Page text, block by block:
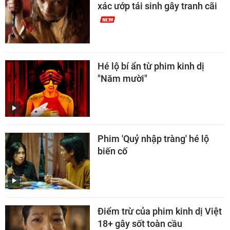
xác ướp tái sinh gây tranh cãi
Hé lộ bí ẩn từ phim kinh dị
"Năm mười"
Phim 'Quỷ nhập tràng' hé lộ
biến cố
Điểm trừ của phim kinh dị Việt
18+ gây sốt toàn cầu